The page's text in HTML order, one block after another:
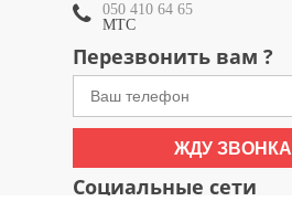
050 410 64 65
МТС
Перезвонить вам ?
ЖДУ ЗВОНКА
Социальные сети